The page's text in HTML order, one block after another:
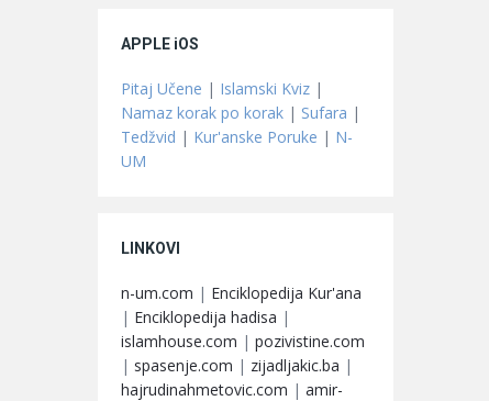
APPLE iOS
Pitaj Učene | Islamski Kviz |
Namaz korak po korak | Sufara |
Tedžvid | Kur'anske Poruke | N-
UM
LINKOVI
n-um.com | Enciklopedija Kur'ana
| Enciklopedija hadisa |
islamhouse.com | pozivistine.com
| spasenje.com | zijadljakic.ba |
hajrudinahmetovic.com | amir-